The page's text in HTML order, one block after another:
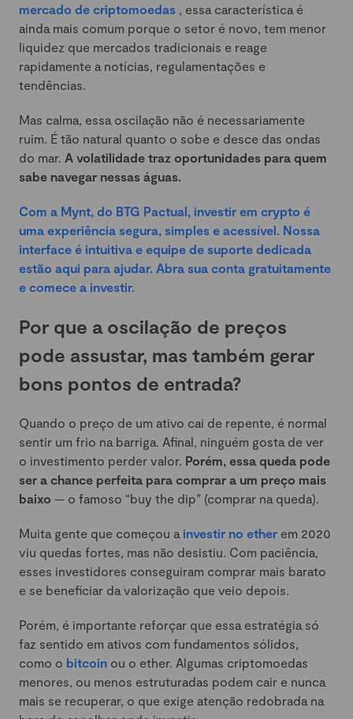
mercado de criptomoedas , essa característica é
ainda mais comum porque o setor é novo, tem menor
liquidez que mercados tradicionais e reage
rapidamente a notícias, regulamentações e
tendências.
Mas calma, essa oscilação não é necessariamente
ruim. É tão natural quanto o sobe e desce das ondas
do mar. A volatilidade traz oportunidades para quem
sabe navegar nessas águas.
Com a Mynt, do BTG Pactual, investir em crypto é
uma experiência segura, simples e acessível. Nossa
interface é intuitiva e equipe de suporte dedicada
estão aqui para ajudar. Abra sua conta gratuitamente
e comece a investir.
Por que a oscilação de preços
pode assustar, mas também gerar
bons pontos de entrada?
Quando o preço de um ativo cai de repente, é normal
sentir um frio na barriga. Afinal, ninguém gosta de ver
o investimento perder valor. Porém, essa queda pode
ser a chance perfeita para comprar a um preço mais
baixo — o famoso “buy the dip” (comprar na queda).
Muita gente que começou a investir no ether em 2020
viu quedas fortes, mas não desistiu. Com paciência,
esses investidores conseguiram comprar mais barato
e se beneficiar da valorização que veio depois.
Porém, é importante reforçar que essa estratégia só
faz sentido em ativos com fundamentos sólidos,
como o bitcoin ou o ether. Algumas criptomoedas
menores, ou menos estruturadas podem cair e nunca
mais se recuperar, o que exige atenção redobrada na